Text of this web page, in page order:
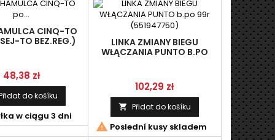
CINQ-TO
TO BEZ.REG.)
Cena
48,38 zł
do košíku
w ciągu 3 dni
LINKA ZMIANY BIEGU
WŁĄCZANIA PUNTO B.PO
Cena
102,29 zł
 Přidat do košíku
 Poslední kusy skladem